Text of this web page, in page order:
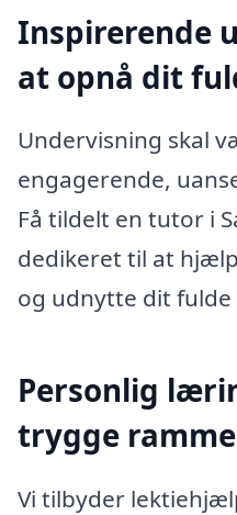
Inspirerende
at opnå dit
Undervisning skal
engagerende,
Få tildelt en tutor i
dedikeret til at
og udnytte dit
Personlig
trygge
Vi tilbyder